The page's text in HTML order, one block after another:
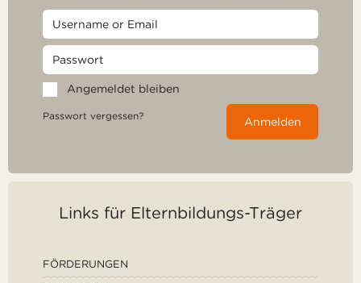
Angemeldet bleiben
Passwort vergessen? Anmelden
Links für Elternbildungs-Träger
FÖRDERUNGEN